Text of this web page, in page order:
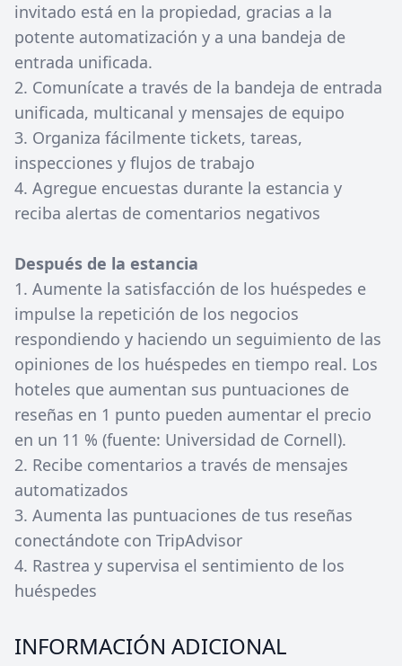
invitado está en la propiedad, gracias a la
potente automatización y a una bandeja de
entrada unificada.
2. Comunícate a través de la bandeja de entrada
unificada, multicanal y mensajes de equipo
3. Organiza fácilmente tickets, tareas,
inspecciones y flujos de trabajo
4. Agregue encuestas durante la estancia y
reciba alertas de comentarios negativos
Después de la estancia
1. Aumente la satisfacción de los huéspedes e
impulse la repetición de los negocios
respondiendo y haciendo un seguimiento de las
opiniones de los huéspedes en tiempo real. Los
hoteles que aumentan sus puntuaciones de
reseñas en 1 punto pueden aumentar el precio
en un 11 % (fuente: Universidad de Cornell).
2. Recibe comentarios a través de mensajes
automatizados
3. Aumenta las puntuaciones de tus reseñas
conectándote con TripAdvisor
4. Rastrea y supervisa el sentimiento de los
huéspedes
INFORMACIÓN ADICIONAL